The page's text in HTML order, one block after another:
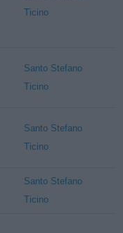
Ticino
Santo Stefano
Ticino
Santo Stefano
Ticino
Santo Stefano
Ticino